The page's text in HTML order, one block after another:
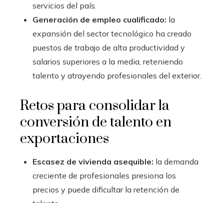
servicios del país.
Generación de empleo cualificado: la
expansión del sector tecnológico ha creado
puestos de trabajo de alta productividad y
salarios superiores a la media, reteniendo
talento y atrayendo profesionales del exterior.
Retos para consolidar la
conversión de talento en
exportaciones
Escasez de vivienda asequible: la demanda
creciente de profesionales presiona los
precios y puede dificultar la retención de